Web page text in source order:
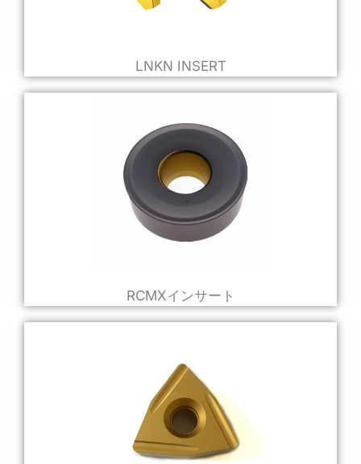
LNKN INSERT
RCMXインサート